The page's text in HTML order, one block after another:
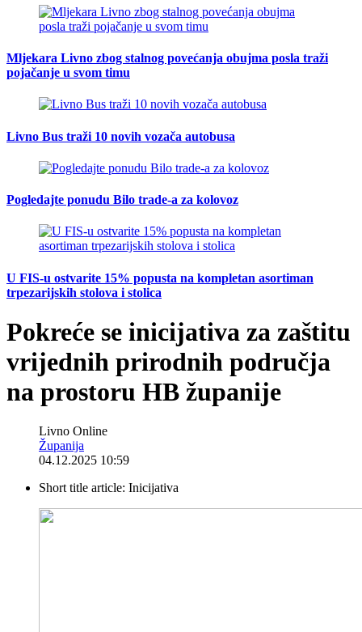
Mljekara Livno zbog stalnog povećanja obujma posla traži
pojačanje u svom timu
Livno Bus traži 10 novih vozača autobusa
Pogledajte ponudu Bilo trade-a za kolovoz
U FIS-u ostvarite 15% popusta na kompletan asortiman
trpezarijskih stolova i stolica
Pokreće se inicijativa za zaštitu
vrijednih prirodnih područja
na prostoru HB županije
Livno Online
Županija
04.12.2025 10:59
Short title article: Inicijativa